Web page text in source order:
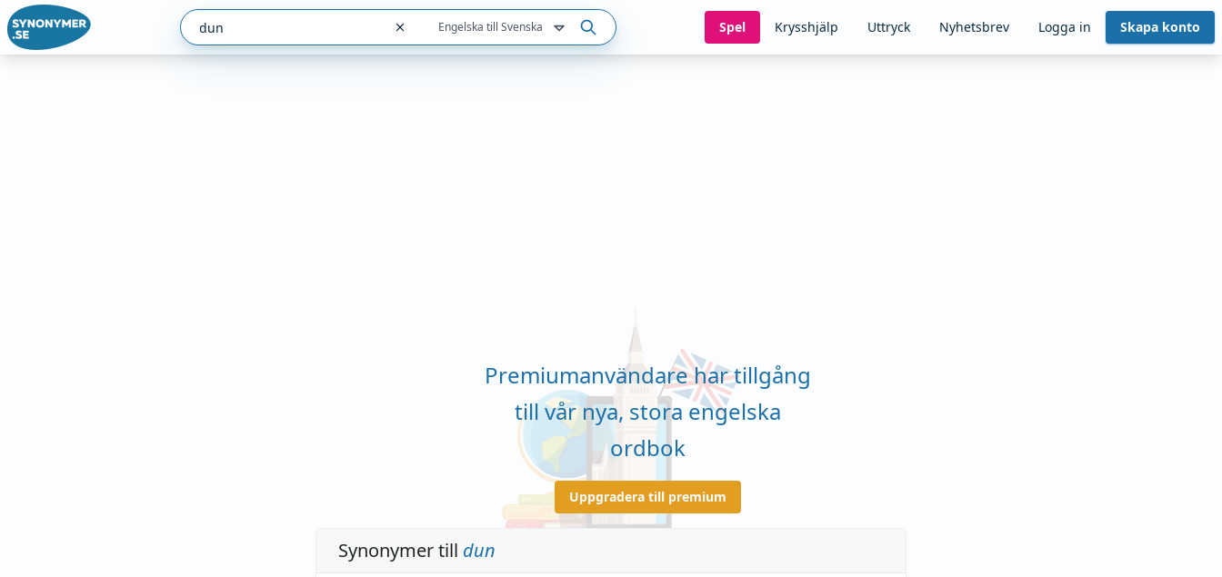
Engelska till Svenska Spel Krysshjälp Uttryck Nyhetsbrev Logga in Skapa konto
Premiumanvändare har tillgång
till vår nya, stora engelska
ordbok
Uppgradera till premium
Synonymer till dun